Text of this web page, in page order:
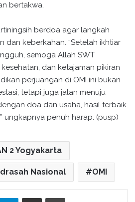
bertakwa.
berdoa agar langkah
dan keberkahan. “Setelah ikhtiar
semoga Allah SWT
dan ketajaman pikiran
perjuangan di OMI ini bukan
tetapi juga jalan menuju
doa dan usaha, hasil terbaik
ungkapnya penuh harap. (pusp)
2 Yogyakarta
Nasional OMI
Telegram